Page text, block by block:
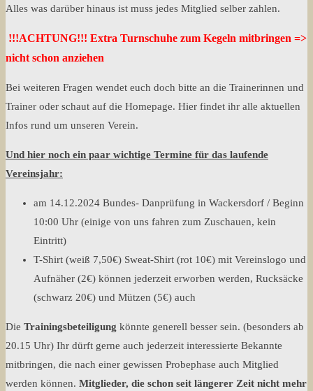
Alles was darüber hinaus ist muss jedes Mitglied selber zahlen.
!!!ACHTUNG!!! Extra Turnschuhe zum Kegeln mitbringen =>
nicht schon anziehen
Bei weiteren Fragen wendet euch doch bitte an die Trainerinnen und
Trainer oder schaut auf die Homepage. Hier findet ihr alle aktuellen
Infos rund um unseren Verein.
Und hier noch ein paar wichtige Termine für das laufende
Vereinsjahr:
am 14.12.2024 Bundes- Danprüfung in Wackersdorf / Beginn
10:00 Uhr (einige von uns fahren zum Zuschauen, kein
Eintritt)
T-Shirt (weiß 7,50€) Sweat-Shirt (rot 10€) mit Vereinslogo und
Aufnäher (2€) können jederzeit erworben werden, Rucksäcke
(schwarz 20€) und Mützen (5€) auch
Die Trainingsbeteiligung könnte generell besser sein. (besonders ab
20.15 Uhr) Ihr dürft gerne auch jederzeit interessierte Bekannte
mitbringen, die nach einer gewissen Probephase auch Mitglied
werden können. Mitglieder, die schon seit längerer Zeit nicht mehr